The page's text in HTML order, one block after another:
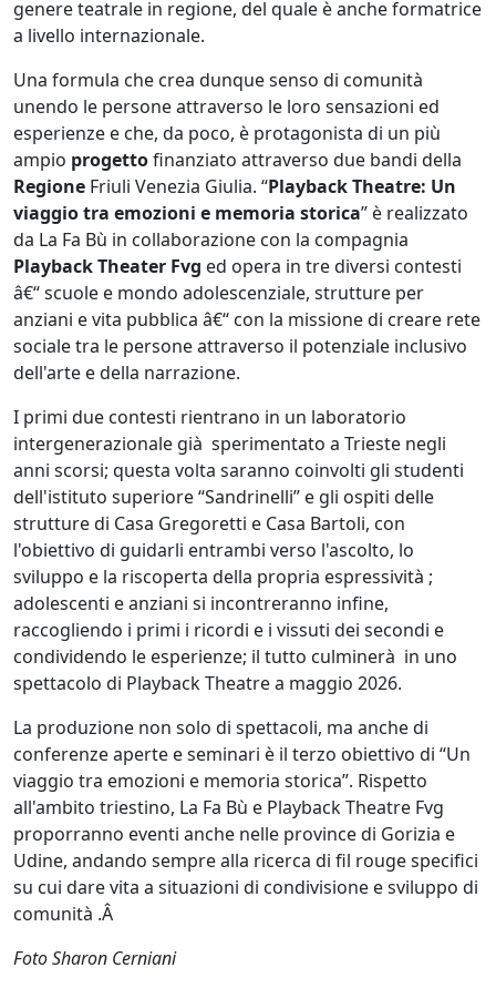
genere teatrale in regione, del quale è anche formatrice
a livello internazionale.
Una formula che crea dunque senso di comunità
unendo le persone attraverso le loro sensazioni ed
esperienze e che, da poco, è protagonista di un più
ampio progettofinanziato attraverso due bandi della
Regione Friuli Venezia Giulia. “Playback Theatre: Un
viaggio tra emozioni e memoria storica” è realizzato
da La Fa Bù in collaborazione con la compagnia
Playback Theater Fvg ed opera in tre diversi contesti
â€“ scuole e mondo adolescenziale, strutture per
anziani e vita pubblica â€“ con la missione di creare rete
sociale tra le persone attraverso il potenziale inclusivo
dell'arte e della narrazione.
I primi due contesti rientrano in un laboratorio
intergenerazionale già sperimentato a Trieste negli
anni scorsi; questa volta saranno coinvolti gli studenti
dell'istituto superiore “Sandrinelli” e gli ospiti delle
strutture di Casa Gregoretti e Casa Bartoli, con
l'obiettivo di guidarli entrambi verso l'ascolto, lo
sviluppo e la riscoperta della propria espressività ;
adolescenti e anziani si incontreranno infine,
raccogliendo i primi i ricordi e i vissuti dei secondi e
condividendo le esperienze; il tutto culminerà in uno
spettacolo di Playback Theatre a maggio 2026.
La produzione non solo di spettacoli, ma anche di
conferenze aperte e seminari è il terzo obiettivo di “Un
viaggio tra emozioni e memoria storica”. Rispetto
all'ambito triestino, La Fa Bù e Playback Theatre Fvg
proporranno eventi anche nelle province di Gorizia e
Udine, andando sempre alla ricerca di fil rouge specifici
su cui dare vita a situazioni di condivisione e sviluppo di
comunità .Â
Foto Sharon Cerniani